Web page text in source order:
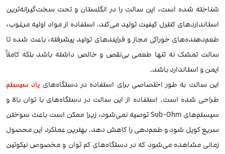
شناخته شده است، این سالت را در انگلستان و تحت سخت‌گیرانه‌ترین
استانداردهای کنترل کیفیت تولید می‌کند. استفاده از مواد اولیه مرغوب،
طعم‌دهنده‌های خوراکی مجاز و فرایندهای تولید پیشرفته، باعث شده تا
سالت تمشک نه تنها طعمی بی‌نقص و خالص داشته باشد بلکه کاملاً
ایمن و استاندارد باشد.
این سالت به طور اختصاصی برای استفاده در دستگاه‌های پاد سیستم
طراحی شده است. استفاده از این سالت در دستگاه‌های با توان بالا و
سیستم‌های Sub-Ohm توصیه نمی‌شود، زیرا ممکن است باعث سوختن
سریع کویل شود و طعم‌دهی را کاهش دهد. بهترین عملکرد این محصول
زمانی مشاهده می‌شود که در دستگاه‌های کم توان و مخصوص نیکوتین